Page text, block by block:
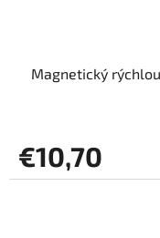
Magnetický
€10,70